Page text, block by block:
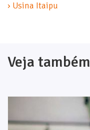
› Usina Itaipu
Veja também